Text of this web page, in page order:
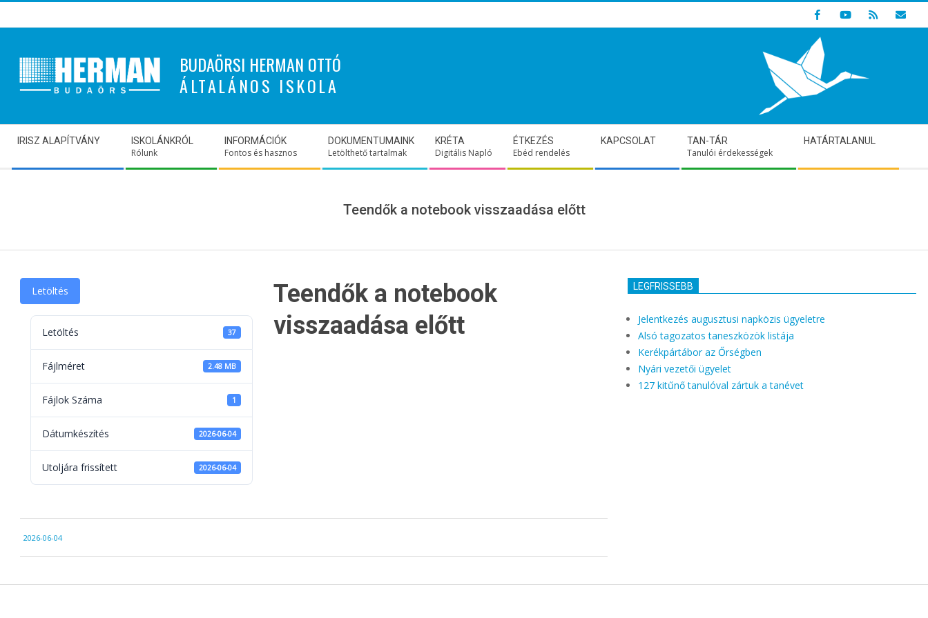
to
BUDAÖRSI HERMAN OTTÓ
ÁLTALÁNOS ISKOLA
Indulunk! Hamarosan újraindul oldalunk!
Navigation
Menu
IRISZ ALAPÍTVÁNY ISKOLÁNKRÓL
Rólunk
INFORMÁCIÓK
Fontos és hasznos
DOKUMENTUMAINK
Letölthető tartalmak
KRÉTA
Digitális Napló
ÉTKEZÉS
Ebéd rendelés
KAPCSOLAT TAN-TÁR
Tanulói érdekességek
HATÁRTALANUL
Teendők a notebook visszaadása előtt
Letöltés
Letöltés 37
Fájlméret 2.48 MB
Fájlok Száma 1
Dátumkészítés 2026-06-04
Utoljára frissített 2026-06-04
Teendők a notebook
visszaadása előtt
06-
04
2026-06-04
LEGFRISSEBB
Jelentkezés augusztusi napközis ügyeletre
Alsó tagozatos taneszközök listája
Kerékpártábor az Őrségben
Nyári vezetői ügyelet
127 kitűnő tanulóval zártuk a tanévet